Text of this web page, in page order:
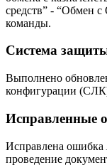
средств” - “Обмен
команды.
Система
Выполнено
конфигурации
Исправленные
Исправлена ошибка
проведение